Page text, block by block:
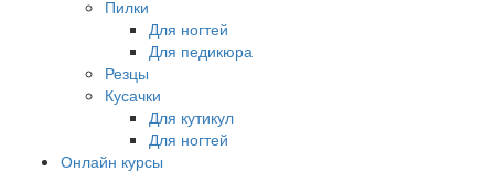
Пилки
Для ногтей
Для педикюра
Резцы
Кусачки
Для кутикул
Для ногтей
Онлайн курсы